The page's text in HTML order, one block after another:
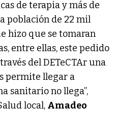
de terapia y más de
población de 22 mil
hizo que se tomaran
entre ellas, este pedido
del DETeCTAr una
permite llegar a
sanitario no llega”,
local, Amadeo